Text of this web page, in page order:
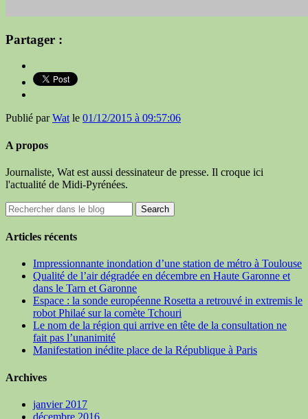
Partager :
Publié parWat le 01/12/2015 à 09:57:06
A propos
Journaliste, Wat est aussi dessinateur de presse. Il croque ici
l'actualité de Midi-Pyrénées.
Articles récents
Impressionnante inondation d’une station de métro à Toulouse
Qualité de l’air dégradée en décembre en Haute Garonne et
dans le Tarn et Garonne
Espace : la sonde européenne Rosetta a retrouvé in extremis le
robot Philaé sur la comète Tchouri
Le nom de la région qui arrive en tête de la consultation ne
fait pas l’unanimité
Manifestation inédite place de la République à Paris
Archives
janvier 2017
décembre 2016